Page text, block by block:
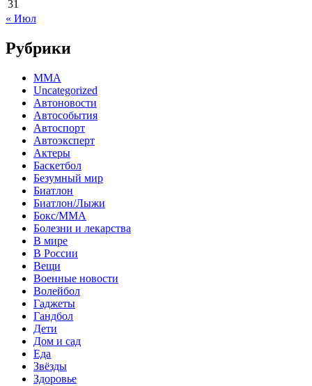
31
« Июл
Рубрики
MMA
Uncategorized
Автоновости
Автособытия
Автоспорт
Автоэксперт
Актеры
Баскетбол
Безумный мир
Биатлон
Биатлон/Лыжи
Бокс/MMA
Болезни и лекарства
В мире
В России
Вещи
Военные новости
Волейбол
Гаджеты
Гандбол
Дети
Дом и сад
Еда
Звёзды
Здоровье